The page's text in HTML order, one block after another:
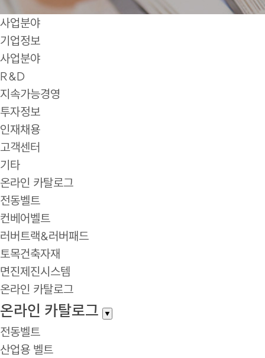
사업분야
기업정보
사업분야
R&D
지속가능경영
투자정보
인재채용
고객센터
기타
온라인 카탈로그
전동벨트
컨베어벨트
러버트랙&러버패드
토목건축자재
면진제진시스템
온라인 카탈로그
온라인 카탈로그 ▼
전동벨트
산업용 벨트